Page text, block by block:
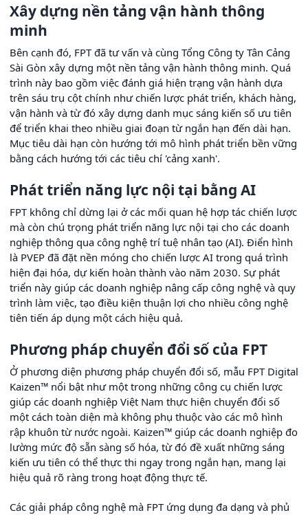
Xây dựng nền tảng vận hành thông
minh
Bên cạnh đó, FPT đã tư vấn và cùng Tổng Công ty Tân Cảng
Sài Gòn xây dựng một nền tảng vận hành thông minh. Quá
trình này bao gồm việc đánh giá hiện trạng vận hành dựa
trên sáu trụ cột chính như chiến lược phát triển, khách hàng,
vận hành và từ đó xây dựng danh mục sáng kiến số ưu tiên
để triển khai theo nhiều giai đoạn từ ngắn hạn đến dài hạn.
Mục tiêu dài hạn còn hướng tới mô hình phát triển bền vững
bằng cách hướng tới các tiêu chí 'cảng xanh'.
Phát triển năng lực nội tại bằng AI
FPT không chỉ dừng lại ở các mối quan hệ hợp tác chiến lược
mà còn chú trọng phát triển năng lực nội tại cho các doanh
nghiệp thông qua công nghệ trí tuệ nhân tạo (AI). Điển hình
là PVEP đã đặt nền móng cho chiến lược AI trong quá trình
hiện đại hóa, dự kiến hoàn thành vào năm 2030. Sự phát
triển này giúp các doanh nghiệp nâng cấp công nghệ và quy
trình làm việc, tạo điều kiện thuận lợi cho nhiều công nghệ
tiên tiến áp dụng một cách hiệu quả.
Phương pháp chuyển đổi số của FPT
Ở phương diện phương pháp chuyển đổi số, mẫu FPT Digital
Kaizen™ nổi bật như một trong những công cụ chiến lược
giúp các doanh nghiệp Việt Nam thực hiện chuyển đổi số
một cách toàn diện mà không phụ thuộc vào các mô hình
rập khuôn từ nước ngoài. Kaizen™ giúp các doanh nghiệp đo
lường mức độ sẵn sàng số hóa, từ đó đề xuất những sáng
kiến ưu tiên có thể thực thi ngay trong ngắn hạn, mang lại
hiệu quả rõ ràng trong hoạt động thực tế.
Các giải pháp công nghệ mà FPT ứng dụng đa dạng và phủ